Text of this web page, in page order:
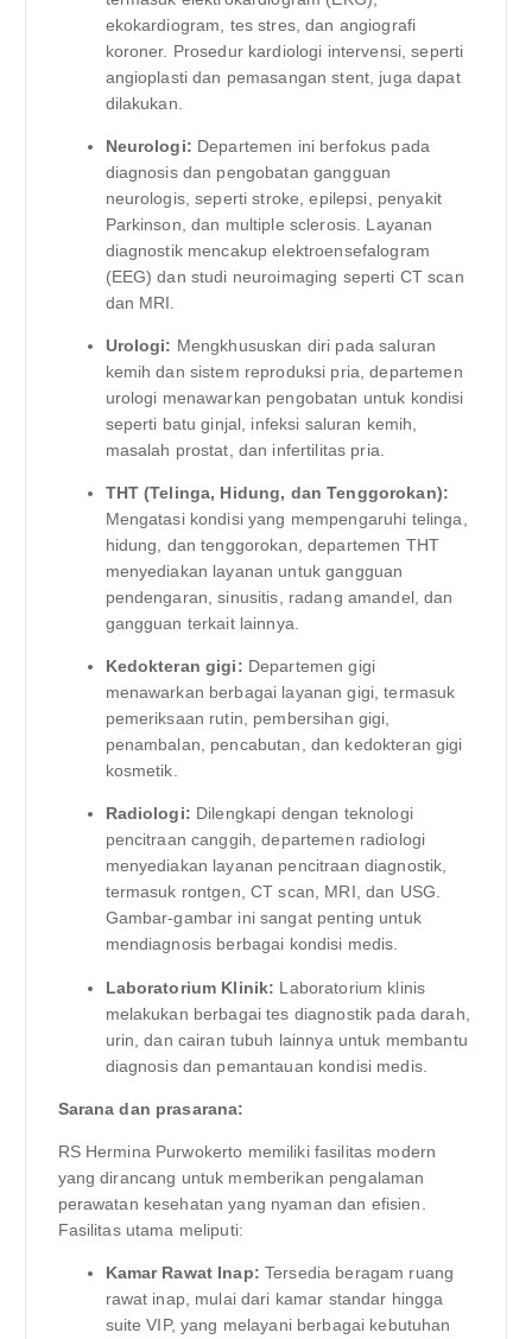
ekokardiogram, tes stres, dan angiografi
koroner. Prosedur kardiologi intervensi, seperti
angioplasti dan pemasangan stent, juga dapat
dilakukan.
Neurologi: Departemen ini berfokus pada
diagnosis dan pengobatan gangguan
neurologis, seperti stroke, epilepsi, penyakit
Parkinson, dan multiple sclerosis. Layanan
diagnostik mencakup elektroensefalogram
(EEG) dan studi neuroimaging seperti CT scan
dan MRI.
Urologi: Mengkhususkan diri pada saluran
kemih dan sistem reproduksi pria, departemen
urologi menawarkan pengobatan untuk kondisi
seperti batu ginjal, infeksi saluran kemih,
masalah prostat, dan infertilitas pria.
THT (Telinga, Hidung, dan Tenggorokan):
Mengatasi kondisi yang mempengaruhi telinga,
hidung, dan tenggorokan, departemen THT
menyediakan layanan untuk gangguan
pendengaran, sinusitis, radang amandel, dan
gangguan terkait lainnya.
Kedokteran gigi: Departemen gigi
menawarkan berbagai layanan gigi, termasuk
pemeriksaan rutin, pembersihan gigi,
penambalan, pencabutan, dan kedokteran gigi
kosmetik.
Radiologi: Dilengkapi dengan teknologi
pencitraan canggih, departemen radiologi
menyediakan layanan pencitraan diagnostik,
termasuk rontgen, CT scan, MRI, dan USG.
Gambar-gambar ini sangat penting untuk
mendiagnosis berbagai kondisi medis.
Laboratorium Klinik: Laboratorium klinis
melakukan berbagai tes diagnostik pada darah,
urin, dan cairan tubuh lainnya untuk membantu
diagnosis dan pemantauan kondisi medis.
Sarana dan prasarana:
RS Hermina Purwokerto memiliki fasilitas modern
yang dirancang untuk memberikan pengalaman
perawatan kesehatan yang nyaman dan efisien.
Fasilitas utama meliputi:
Kamar Rawat Inap: Tersedia beragam ruang
rawat inap, mulai dari kamar standar hingga
suite VIP, yang melayani berbagai kebutuhan